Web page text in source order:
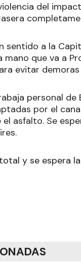
del
sentido a la
mano que va a
evitar
personal
por el
asfalto. Se
y se espera